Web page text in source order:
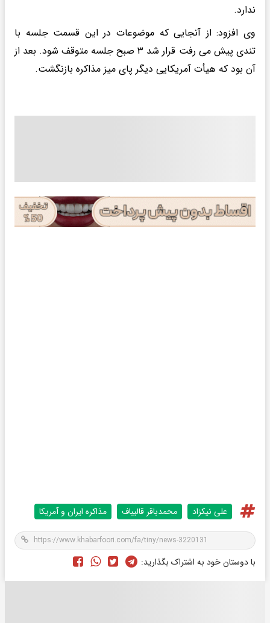
ندارد.
وی افزود: از آنجایی که موضوعات در این قسمت جلسه با
تندی پیش می رفت قرار شد ۳ صبح جلسه متوقف شود. بعد از
آن بود که هیأت آمریکایی دیگر پای میز مذاکره بازنگشت.
علی نیکزاد محمدباقر قالیباف مذاکره ایران و آمریکا
با دوستان خود به اشتراک بگذارید: